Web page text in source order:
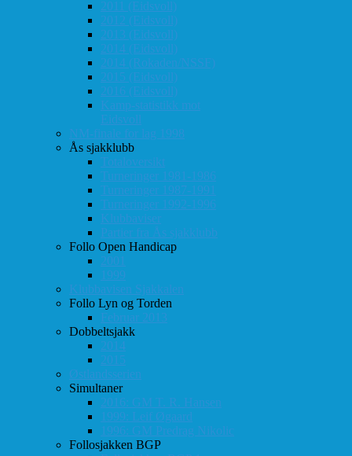
2011 (Eidsvoll)
2012 (Eidsvoll)
2013 (Eidsvoll)
2014 (Eidsvoll)
2014 (Rokaden/NSSF)
2015 (Eidsvoll)
2016 (Eidsvoll)
Kamp-statistikk mot
Eidsvoll
NM-finale for lag 1998
Ås sjakklubb
Totaloversikt
Turneringer 1981-1986
Turneringer 1987-1991
Turneringer 1992-1996
Klubbaviser
Partier fra Ås sjakklubb
Follo Open Handicap
2001
1999
Klubbavisen Sjakkalen
Follo Lyn og Torden
Februar 2013
Dobbeltsjakk
2014
2015
Østlandsserien
Simultaner
2016: GM T. R. Hansen
1999: Leif Øgaard
1996: GM Predrag Nikolic
Follosjakken BGP